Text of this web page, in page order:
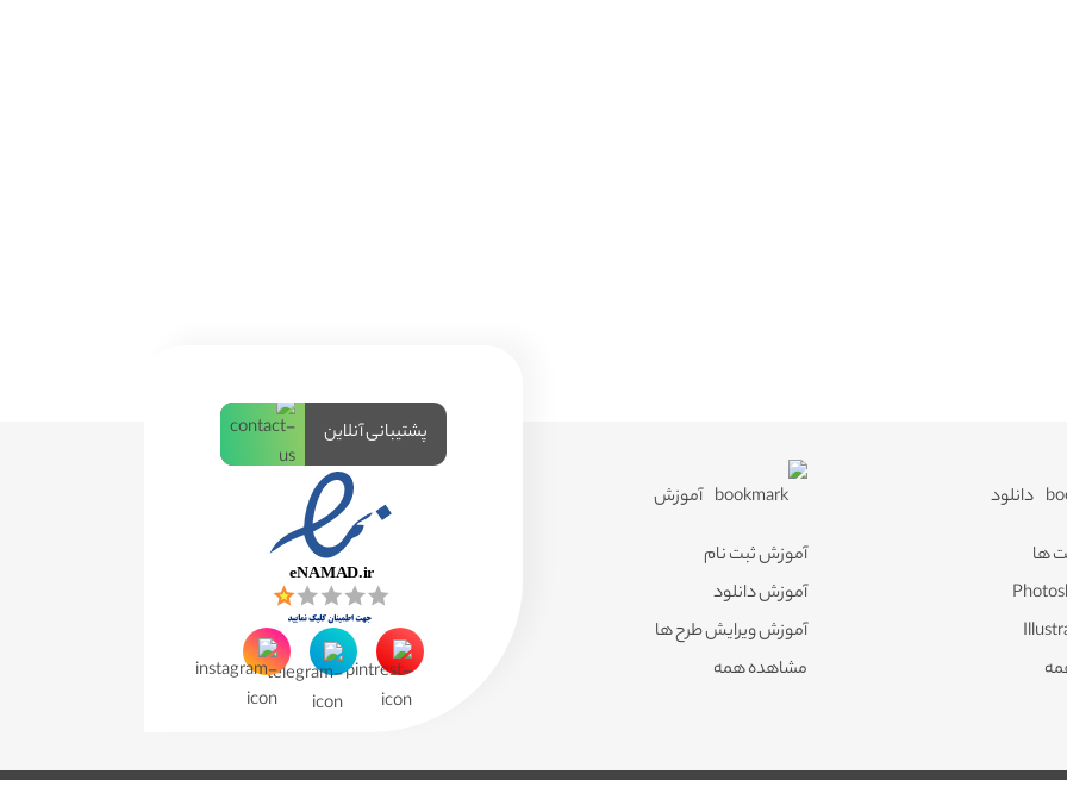
دانلود
ها
آموزش
آموزش ثبت نام
آموزش دانلود
آموزش ویرایش طرح ها
مشاهده همه
پشتیبانی آنلاین